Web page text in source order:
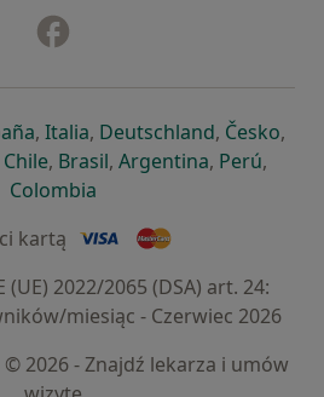
nowej karcie
się w nowej karcie
otwiera się w nowej karcie
, Italiaotwiera się w nowej
, Deutschlandotwiera się
, Česko,
w nowej karcie
się w nowej karcie
Chileotwiera się w nowej karcie
, Brasilotwiera się w nowej
, Argentinaotwiera się
, Perú,
Colombia
kartą
(UE) 2022/2065 (DSA) art. 24:
miesiąc - Czerwiec 2026
2026 - Znajdź lekarza i umów